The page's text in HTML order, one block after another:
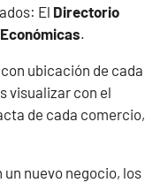
El Directorio
.
ubicación de cada
visualizar con el
de cada comercio,
nuevo negocio, los